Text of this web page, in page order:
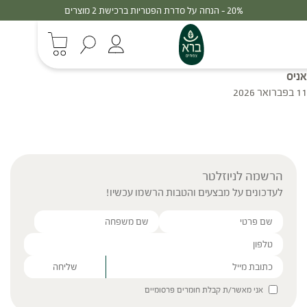
20% - הנחה על סדרת הפטריות ברכישת 2 מוצרים
אניס
11 בפברואר 2026
הרשמה לניוזלטר
לעדכונים על מבצעים והטבות הרשמו עכשיו!
Please leave this field empty.
אני מאשר/ת קבלת חומרים פרסומיים